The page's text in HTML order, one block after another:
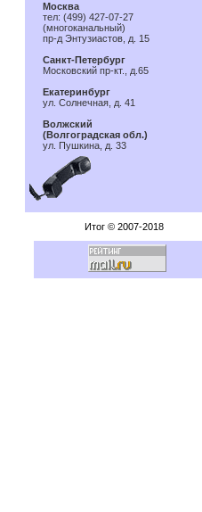
Москва
тел: (499) 427-07-27
(многоканальный)
пр-д Энтузиастов, д. 15
Санкт-Петербург
Московский пр-кт., д.65
Екатеринбург
ул. Солнечная, д. 41
Волжский
(Волгоградская обл.)
ул. Пушкина, д. 33
Итог © 2007-2018